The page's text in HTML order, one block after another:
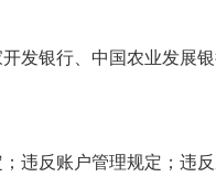
发银行、中国农业发展
违反账户管理规定；违